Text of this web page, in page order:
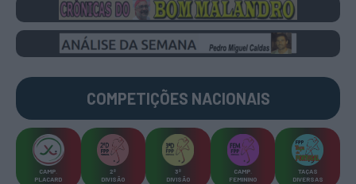
COMPETIÇÕES NACIONAIS
CAMP
PLACARD
2ª
DIVISÃO
3ª
DIVISÃO
CAMP
FEMININO
TAÇAS
DIVERSAS